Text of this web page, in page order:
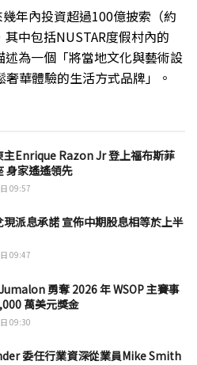
年內投資超過100億披索（約
中包括NUSTAR度假村內的
為一個「將當地文化與藝術設
華體驗的生活方式品牌」。
主Enrique Razon Jr 登上福布斯菲
身家遙遙領先
09:57
派息承諾 宣佈中期股息相等於上半
09:47
勇奪 2026 年 WSOP 主賽事
萬美元獎金
09:30
委任行業資深從業員Mike Smith